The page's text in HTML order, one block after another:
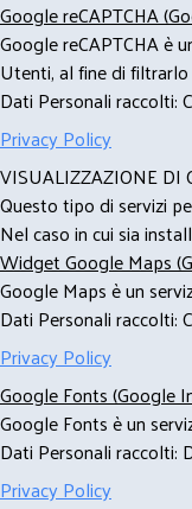
Google reCAPTCHA
Google reCAPTCHA è
Utenti, al fine di
Dati Personali raccolti:
Privacy Policy
VISUALIZZAZIONE DI
Questo tipo di servizi
Nel caso in cui sia
Widget Google Maps
Google Maps è un
Dati Personali raccolti:
Privacy Policy
Google Fonts (Google
Google Fonts è un
Dati Personali raccolti:
Privacy Policy